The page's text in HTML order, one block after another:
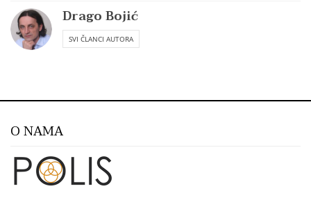
Drago Bojić
SVI ČLANCI AUTORA
O NAMA